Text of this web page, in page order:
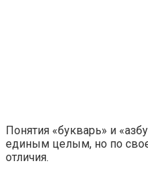
Понятия «букварь» и
единым целым, но по
отличия.